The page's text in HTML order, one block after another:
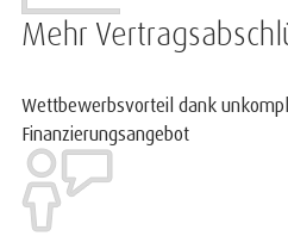
Mehr
Wettbewerbsvorteil dank
Finanzierungsangebot